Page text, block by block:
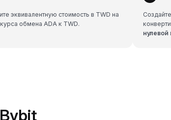
эквивалентную стоимость в TWD на
обмена ADA к TWD.